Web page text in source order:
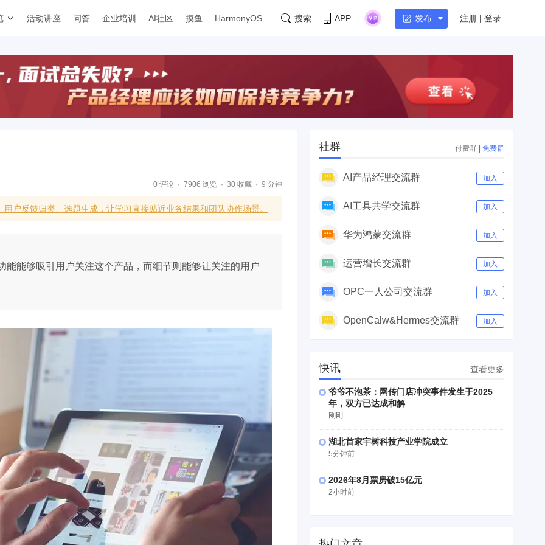
活动讲座 问答 企业培训 AI社区 摸鱼 HarmonyOS 搜索 APP 发布 注册 | 登录
0 评论 7906 浏览 30 收藏 9 分钟
户反馈归类、选题生成，让学习直接贴近业务结果和团队协作场景。
能够吸引用户关注这个产品，而细节则能够让关注的用户
社群 付费群 | 免费群
AI产品经理交流群 加入
AI工具共学交流群 加入
华为鸿蒙交流群 加入
运营增长交流群 加入
OPC一人公司交流群 加入
OpenCalw&Hermes交流群 加入
快讯 查看更多
爷爷不泡茶：网传门店冲突事件发生于2025
年，双方已达成和解
刚刚
湖北首家宇树科技产业学院成立
5分钟前
2026年8月票房破15亿元
2小时前